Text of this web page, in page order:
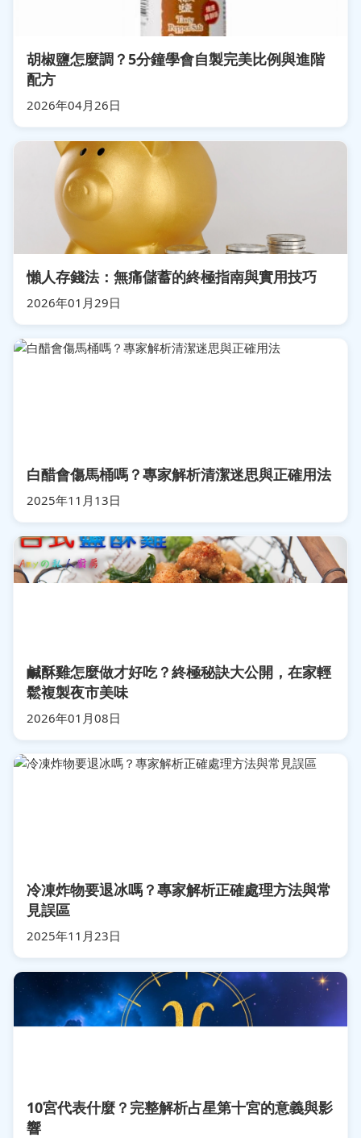
胡椒鹽怎麼調？5分鐘學會自製完美比例與進階
配方
2026年04月26日
懶人存錢法：無痛儲蓄的終極指南與實用技巧
2026年01月29日
白醋會傷馬桶嗎？專家解析清潔迷思與正確用法
2025年11月13日
鹹酥雞怎麼做才好吃？終極秘訣大公開，在家輕
鬆複製夜市美味
2026年01月08日
冷凍炸物要退冰嗎？專家解析正確處理方法與常
見誤區
2025年11月23日
10宮代表什麼？完整解析占星第十宮的意義與影
響